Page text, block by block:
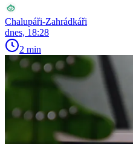
Chalupáři-Zahrádkáři
dnes, 18:28
2 min